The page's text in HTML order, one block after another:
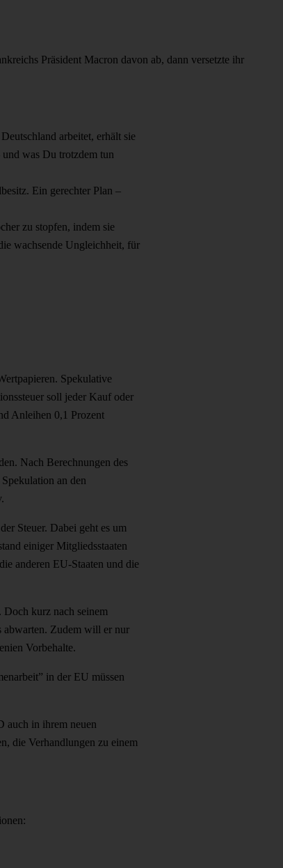
Präsident Macron davon ab, dann versetzte ihr
arbeitet, erhält sie
was Du trotzdem tun
Ein gerechter Plan –
zu stopfen, indem sie
wachsende Ungleichheit, für
Spekulative
soll jeder Kauf oder
Anleihen 0,1 Prozent
Nach Berechnungen des
an den
Steuer. Dabei geht es um
einiger Mitgliedsstaaten
anderen EU-Staaten und die
Doch kurz nach seinem
abwarten. Zudem will er nur
Vorbehalte.
in der EU müssen
auch in ihrem neuen
die Verhandlungen zu einem